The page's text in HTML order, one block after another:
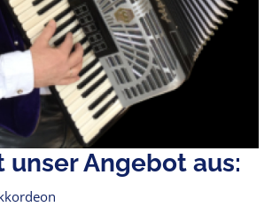
unser Angebot aus: